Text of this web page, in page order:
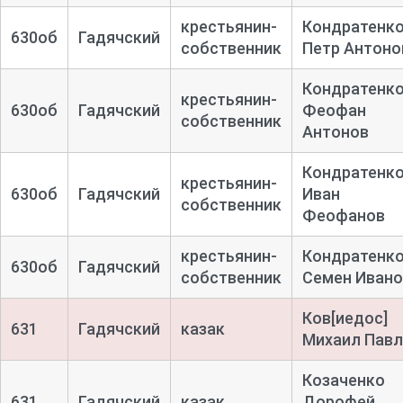
630об Гадячский
крестьянин-
собственник
Петр
630об Гадячский
крестьянин-
собственник
Феофан
Антонов
630об Гадячский
крестьянин-
собственник
Иван
Феофанов
630об Гадячский
крестьянин-
собственник
Семен
631 Гадячский казак
Ков[иедос]
Михаил
Козаченко